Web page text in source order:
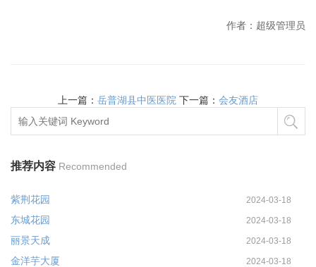
作者：超级管理员
上一篇： 岳普湖县中医医院 下一篇： 会友酒店
推荐内容 Recommended
紫荆花园 2024-03-18
东城花园 2024-03-18
丽景天成 2024-03-18
金洋芋大厦 2024-03-18